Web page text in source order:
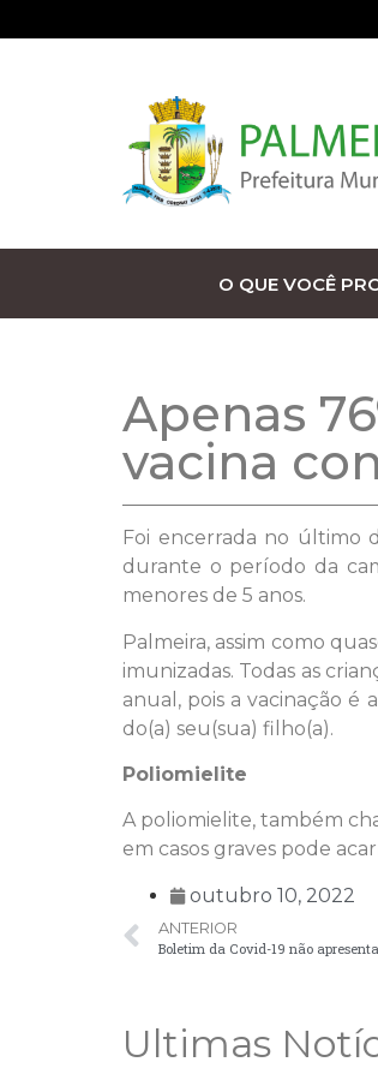
O QUE VOCÊ
Apenas
vacina
Foi encerrada no último
durante o período da
menores de 5 anos.
Palmeira, assim como
imunizadas. Todas as
anual, pois a vacinação é
do(a) seu(sua) filho(a).
Poliomielite
A poliomielite, também
em casos graves pode
outubro 10, 2022
ANTERIOR
Boletim da Covid-19 não
Ultimas